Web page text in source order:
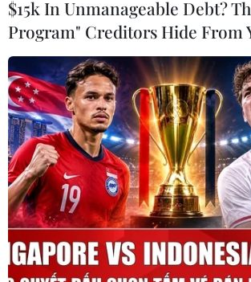
Nứt núi, Thanh Hóa sơ tán khẩn cấp
nhiều hộ dân
07/08/2026 13:17
Cảnh báo lũ trên lưu vực sông Thao
tại trạm Yên Bái
07/08/2026 11:51
Gỡ khó khăn triển khai dự án trọng
$15k In Unmanageable Debt?
Program" Creditors Hide From